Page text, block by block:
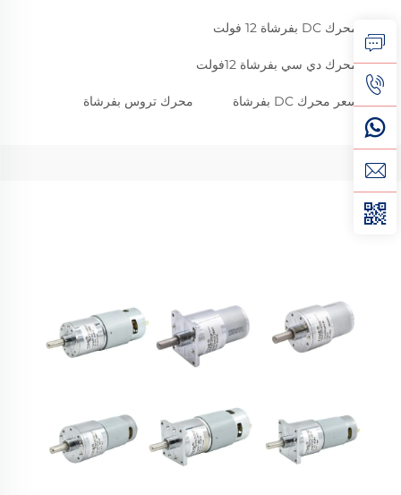
محرك DC بفرشاة 12 فولت
محرك دي سي بفرشاة 12فولت
سعر محرك DC بفرشاة محرك تروس بفرشاة